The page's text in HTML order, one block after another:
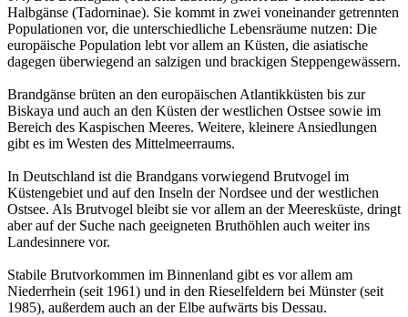
Halbgänse (Tadorninae). Sie kommt in zwei voneinander getrennten
Populationen vor, die unterschiedliche Lebensräume nutzen: Die
europäische Population lebt vor allem an Küsten, die asiatische
dagegen überwiegend an salzigen und brackigen Steppengewässern.
Brandgänse brüten an den europäischen Atlantikküsten bis zur
Biskaya und auch an den Küsten der westlichen Ostsee sowie im
Bereich des Kaspischen Meeres. Weitere, kleinere Ansiedlungen
gibt es im Westen des Mittelmeerraums.
In Deutschland ist die Brandgans vorwiegend Brutvogel im
Küstengebiet und auf den Inseln der Nordsee und der westlichen
Ostsee. Als Brutvogel bleibt sie vor allem an der Meeresküste, dringt
aber auf der Suche nach geeigneten Bruthöhlen auch weiter ins
Landesinnere vor.
Stabile Brutvorkommen im Binnenland gibt es vor allem am
Niederrhein (seit 1961) und in den Rieselfeldern bei Münster (seit
1985), außerdem auch an der Elbe aufwärts bis Dessau.